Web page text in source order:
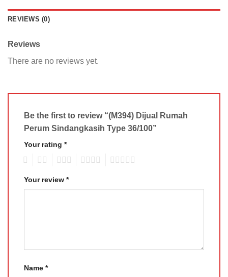
REVIEWS (0)
Reviews
There are no reviews yet.
Be the first to review “(M394) Dijual Rumah
Perum Sindangkasih Type 36/100”
Your rating *
Your review *
Name *